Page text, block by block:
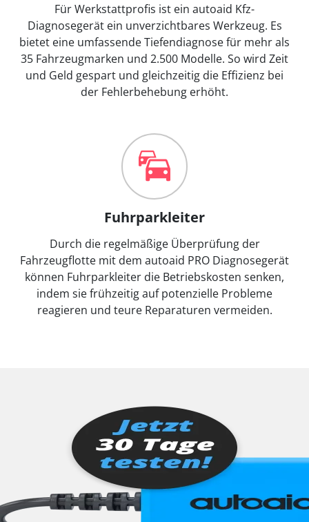
Für Werkstattprofis ist ein autoaid Kfz-
Diagnosegerät ein unverzichtbares Werkzeug. Es
bietet eine umfassende Tiefendiagnose für mehr als
35 Fahrzeugmarken und 2.500 Modelle. So wird Zeit
und Geld gespart und gleichzeitig die Effizienz bei
der Fehlerbehebung erhöht.
Fuhrparkleiter
Durch die regelmäßige Überprüfung der
Fahrzeugflotte mit dem autoaid PRO Diagnosegerät
können Fuhrparkleiter die Betriebskosten senken,
indem sie frühzeitig auf potenzielle Probleme
reagieren und teure Reparaturen vermeiden.